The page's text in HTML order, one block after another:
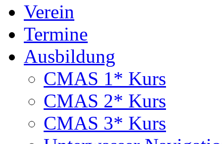
Verein
Termine
Ausbildung
CMAS 1* Kurs
CMAS 2* Kurs
CMAS 3* Kurs